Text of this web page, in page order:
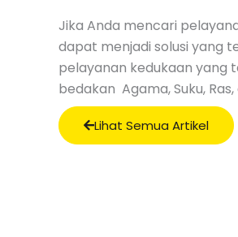
Jika Anda mencari
dapat menjadi solusi yang
pelayanan kedukaan yang
bedakan Agama, Suku,
Lihat Semua Artikel